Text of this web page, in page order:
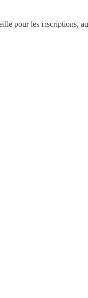
pour les inscriptions, au